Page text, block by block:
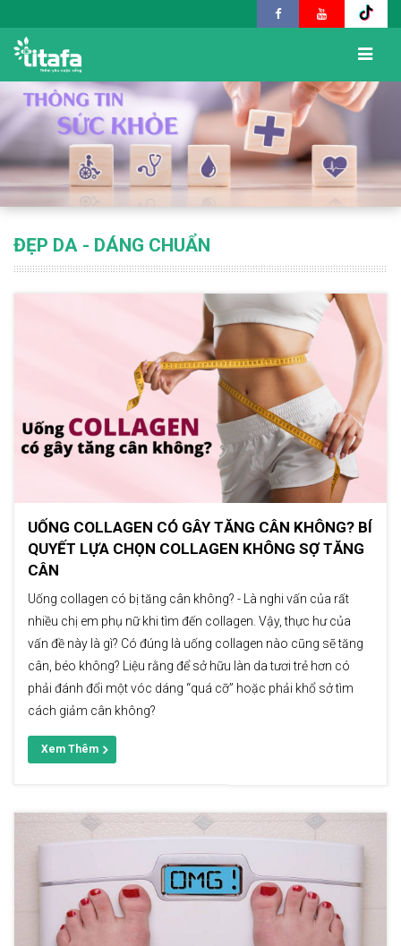
ĐẸP DA - DÁNG CHUẨN
UỐNG COLLAGEN CÓ GÂY TĂNG CÂN KHÔNG? BÍ
QUYẾT LỰA CHỌN COLLAGEN KHÔNG SỢ TĂNG
CÂN
Uống collagen có bị tăng cân không? - Là nghi vấn của rất
nhiều chị em phụ nữ khi tìm đến collagen. Vậy, thực hư của
vấn đề này là gì? Có đúng là uống collagen nào cũng sẽ tăng
cân, béo không? Liệu rằng để sở hữu làn da tươi trẻ hơn có
phải đánh đổi một vóc dáng “quá cỡ” hoặc phải khổ sở tìm
cách giảm cân không?
Xem Thêm